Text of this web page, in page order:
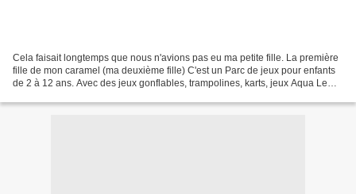
Cela faisait longtemps que nous n'avions pas eu ma petite fille. La première
fille de mon caramel (ma deuxième fille) C'est un Parc de jeux pour enfants
de 2 à 12 ans. Avec des jeux gonflables, trampolines, karts, jeux Aqua Le